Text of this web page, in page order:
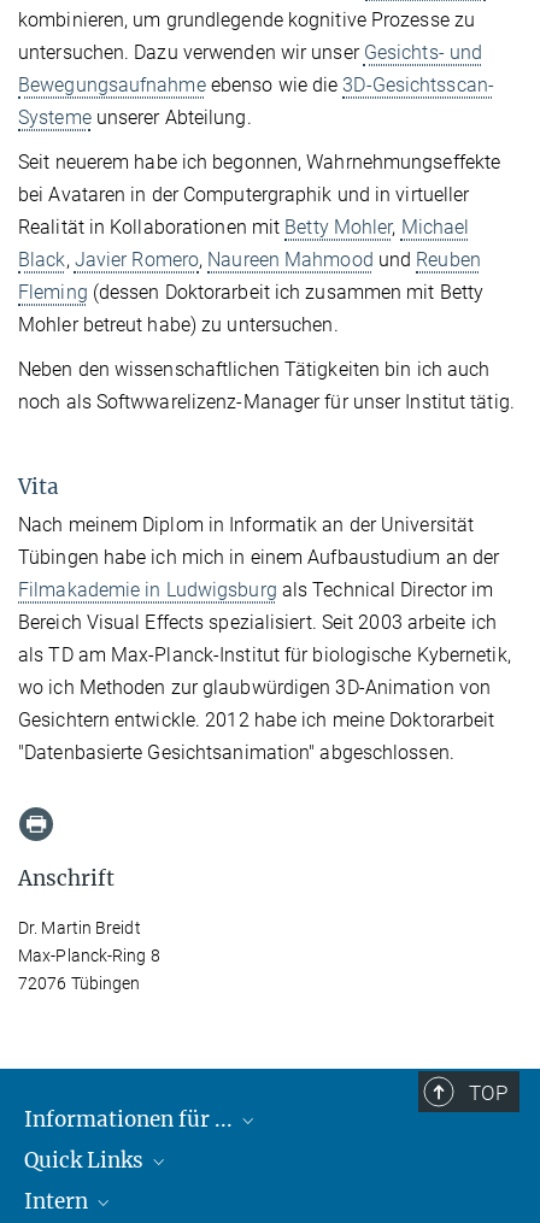
kombinieren, um grundlegende kognitive Prozesse zu
untersuchen. Dazu verwenden wir unser Gesichts- und
Bewegungsaufnahmeebenso wie die3D-Gesichtsscan-
Systemeunserer Abteilung.
Seit neuerem habe ich begonnen, Wahrnehmungseffekte
bei Avataren in der Computergraphik und in virtueller
Realität in Kollaborationen mit Betty Mohler, Michael
Black, Javier Romero, Naureen Mahmood und Reuben
Fleming (dessen Doktorarbeit ich zusammen mit Betty
Mohler betreut habe) zu untersuchen.
Neben den wissenschaftlichen Tätigkeiten bin ich auch
noch als Softwwarelizenz-Manager für unser Institut tätig.
Vita
Nach meinem Diplom in Informatik an der Universität
Tübingen habe ich mich in einem Aufbaustudium an der
Filmakademie in Ludwigsburg als Technical Director im
Bereich Visual Effects spezialisiert. Seit 2003 arbeite ich
als TD am Max-Planck-Institut für biologische Kybernetik,
wo ich Methoden zur glaubwürdigen 3D-Animation von
Gesichtern entwickle. 2012 habe ich meine Doktorarbeit
"Datenbasierte Gesichtsanimation" abgeschlossen.
Anschrift
Dr. Martin Breidt
Max-Planck-Ring 8
72076 Tübingen
TOP
Informationen für ...
Lieferanten
Studierende
Quick Links
Max-Planck-Gesellschaft
Intern